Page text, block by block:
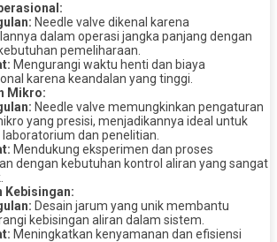
Needle valve dikenal karena
dalam operasi jangka panjang dengan
pemeliharaan.
Mengurangi waktu henti dan biaya
karena keandalan yang tinggi.
Mikro:
Needle valve memungkinkan pengaturan
yang presisi, menjadikannya ideal untuk
laboratorium dan penelitian.
Mendukung eksperimen dan proses
dengan kebutuhan kontrol aliran yang sangat
Kebisingan:
Desain jarum yang unik membantu
kebisingan aliran dalam sistem.
Meningkatkan kenyamanan dan efisiensi